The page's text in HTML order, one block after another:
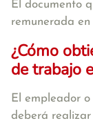
El documento
remunerada
¿Cómo
de trabajo
El empleador
deberá realizar